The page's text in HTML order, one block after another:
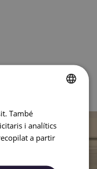
ENGLISH
CATALAN
També
i analítics
a partir